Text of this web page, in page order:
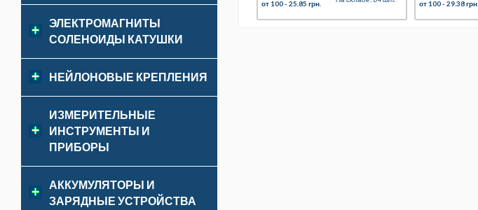
ЭЛЕКТРОМАГНИТЫ
СОЛЕНОИДЫ КАТУШКИ
НЕЙЛОНОВЫЕ КРЕПЛЕНИЯ
ИЗМЕРИТЕЛЬНЫЕ
ИНСТРУМЕНТЫ И
ПРИБОРЫ
АККУМУЛЯТОРЫ И
ЗАРЯДНЫЕ УСТРОЙСТВА
от 100 - 25.85 грн.
от 100 - 29.38 грн.